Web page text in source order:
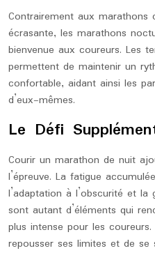
Contrairement aux
écrasante, les marathons
bienvenue aux coureurs. Les
permettent de maintenir un
confortable, aidant ainsi les
d’eux-mêmes.
Le Défi
Courir un marathon de nuit
l’épreuve. La fatigue
l’adaptation à l’obscurité et la
sont autant d’éléments qui
plus intense pour les
repousser ses limites et de se